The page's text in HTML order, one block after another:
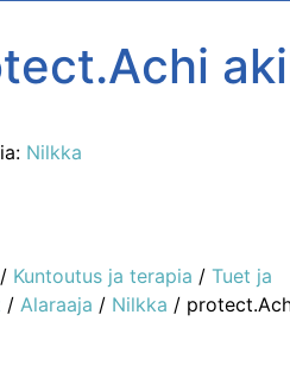
Nilkka
/ Kuntoutus ja terapia /Tuet ja
/ Alaraaja / Nilkka /